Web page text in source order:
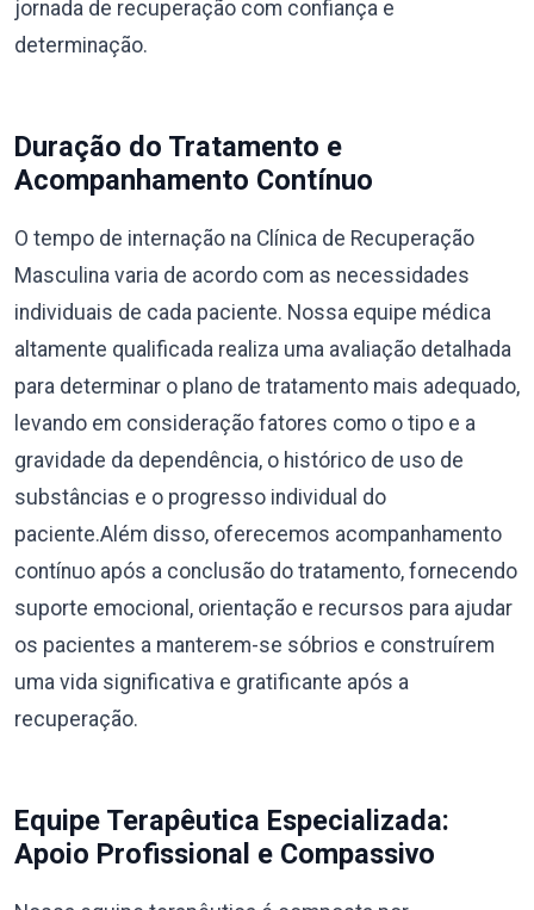
jornada de recuperação com confiança e
determinação.
Duração do Tratamento e
Acompanhamento Contínuo
O tempo de internação na Clínica de Recuperação
Masculina varia de acordo com as necessidades
individuais de cada paciente. Nossa equipe médica
altamente qualificada realiza uma avaliação detalhada
para determinar o plano de tratamento mais adequado,
levando em consideração fatores como o tipo e a
gravidade da dependência, o histórico de uso de
substâncias e o progresso individual do
paciente.Além disso, oferecemos acompanhamento
contínuo após a conclusão do tratamento, fornecendo
suporte emocional, orientação e recursos para ajudar
os pacientes a manterem-se sóbrios e construírem
uma vida significativa e gratificante após a
recuperação.
Equipe Terapêutica Especializada:
Apoio Profissional e Compassivo